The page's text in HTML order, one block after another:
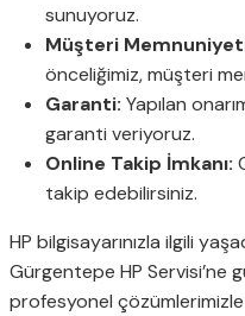
sunuyoruz.
Müşteri Memnuniyeti
önceliğimiz, müşteri
Garanti: Yapılan
garanti veriyoruz.
Online Takip İmkanı:
takip edebilirsiniz.
HP bilgisayarınızla ilgili
Gürgentepe HP Servisi’ne
profesyonel çözümlerimizle